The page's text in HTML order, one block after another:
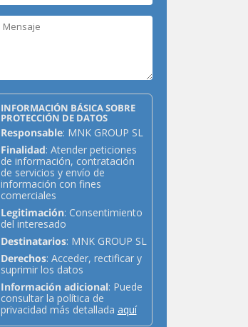
INFORMACIÓN BÁSICA SOBRE
PROTECCIÓN DE DATOS
Responsable: MNK GROUP SL
Finalidad: Atender peticiones
de información, contratación
de servicios y envío de
información con fines
comerciales
Legitimación: Consentimiento
del interesado
Destinatarios: MNK GROUP SL
Derechos: Acceder, rectificar y
suprimir los datos
Información adicional: Puede
consultar la política de
privacidad más detallada aquí